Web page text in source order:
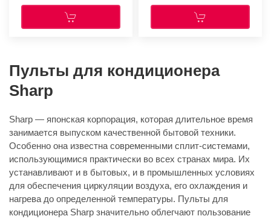
Пульты для кондиционера
Sharp
Sharp — японская корпорация, которая длительное время
занимается выпуском качественной бытовой техники.
Особенно она известна современными сплит-системами,
использующимися практически во всех странах мира. Их
устанавливают и в бытовых, и в промышленных условиях
для обеспечения циркуляции воздуха, его охлаждения и
нагрева до определенной температуры. Пульты для
кондиционера Sharp значительно облегчают пользование